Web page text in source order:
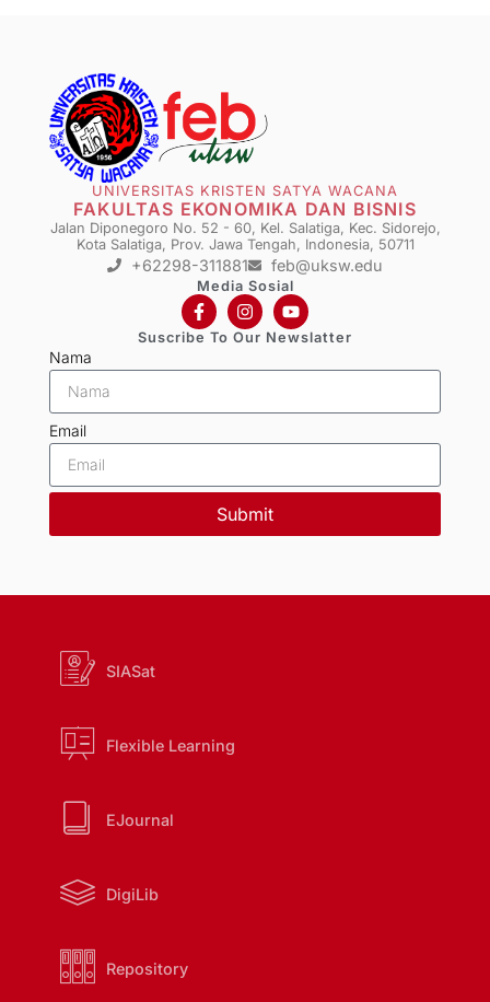
UNIVERSITAS KRISTEN SATYA WACANA
FAKULTAS EKONOMIKA DAN BISNIS
Jalan Diponegoro No. 52 - 60, Kel. Salatiga, Kec. Sidorejo,
Kota Salatiga, Prov. Jawa Tengah, Indonesia, 50711
+62298-311881 feb@uksw.edu
Media Sosial
Suscribe To Our Newslatter
Nama
Email
Submit
SIASat
Flexible Learning
EJournal
DigiLib
Repository